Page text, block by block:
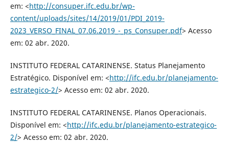
em: <http://consuper.ifc.edu.br/wp-
content/uploads/sites/14/2019/01/PDI_2019-
2023_VERSO_FINAL_07.06.2019_-_ps_Consuper.pdf> Acesso
em: 02 abr. 2020.
INSTITUTO FEDERAL CATARINENSE. Status Planejamento
Estratégico. Disponível em: <http://ifc.edu.br/planejamento-
estrategico-2/> Acesso em: 02 abr. 2020.
INSTITUTO FEDERAL CATARINENSE. Planos Operacionais.
Disponível em: <http://ifc.edu.br/planejamento-estrategico-
2/> Acesso em: 02 abr. 2020.